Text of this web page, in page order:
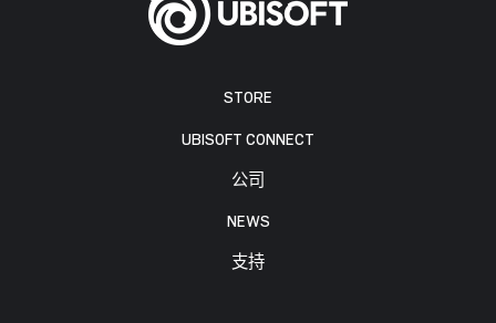
STORE
UBISOFT CONNECT
公司
NEWS
支持